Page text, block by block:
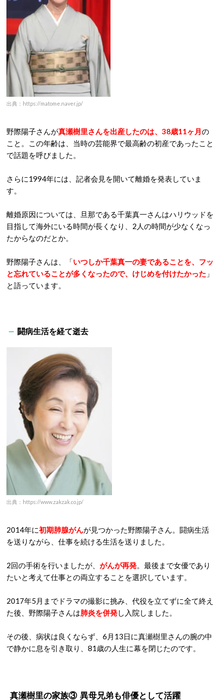
出典：https://matome.naver.jp/
野際陽子さんが真瀬樹里さんを出産したのは、38歳11ヶ月の
こと。この年齢は、当時の芸能界で最高齢の初産であったこと
で話題を呼びました。
さらに1994年には、記者会見を開いて離婚を発表していま
す。
離婚原因については、旦那である千葉真一さんはハリウッドを
目指して海外にいる時間が長くなり、2人の時間が少なくなっ
たからなのだとか。
野際陽子さんは、「いつしか千葉真一の妻であることを、フッ
と忘れていることが多くなったので、けじめを付けたかった 」
と語っています。
闘病生活を経て逝去
出典：https://www.zakzak.co.jp/
2014年に初期肺腺がんが見つかった野際陽子さん。闘病生活
を送りながら、仕事を続ける生活を送りました。
2回の手術を行いましたが、 がんが再発。最後まで女優であり
たいと考えて仕事との両立することを選択しています。
2017年5月までドラマの撮影に挑み、代役を立てずに全て終え
た後、野際陽子さんは肺炎を併発し入院しました。
その後、病状は良くならず、6月13日に真瀬樹里さんの腕の中
で静かに息を引き取り、81歳の人生に幕を閉じたのです。
真瀬樹里の家族③ 異母兄弟も俳優として活躍